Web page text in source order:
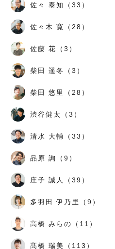
佐々 泰知（33）
佐々木 寛（28）
佐藤 花（3）
柴田 遥冬（3）
柴田 悠里（28）
渋谷健太（3）
清水 大輔（33）
品原 詢（9）
庄子 誠人（39）
多羽田 伊乃里（9）
高橋 みらの（11）
髙橋 瑞美（113）